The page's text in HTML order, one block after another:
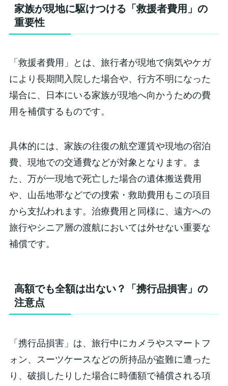
家族が現地に駆けつける「救援者費用」の
重要性
「救援者費用」とは、旅行者が現地で病気やケガ
により長期間入院した場合や、行方不明になった
場合に、日本にいる家族が現地へ向かうための費
用を補償するものです。
具体的には、家族の往復の航空運賃や現地の宿泊
費、現地での交通費などが対象となります。ま
た、万が一現地で死亡した場合の遺体搬送費用
や、山岳地帯などでの捜索・救助費用もこの項目
から支払われます。治療費用と同様に、遠方への
旅行やシニア層の渡航においては外せない重要な
補償です。
高額でも全額は出ない？「携行品損害」の
注意点
「携行品損害」は、旅行中にカメラやスマートフ
ォン、スーツケースなどの所持品が盗難に遭った
り、破損したりした場合に時価額で補償される項